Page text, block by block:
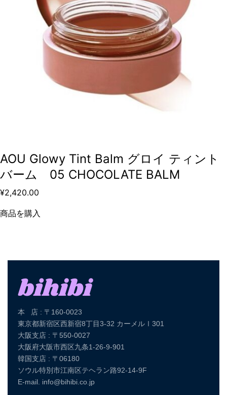
AOU Glowy Tint Balm グロイ ティント
バーム 05 CHOCOLATE BALM
¥2,420.00
商品を購入
本 店 : 〒160-0023
東京都新宿区西新宿8丁目3-32 カーメルⅠ301
大阪支店 : 〒550-0027
大阪府大阪市西区九条1-26-9-901
韓国支店 : 〒06180
ソウル特別市江南区テヘラン路92-14-9F
E-mail. info@bihibi.co.jp